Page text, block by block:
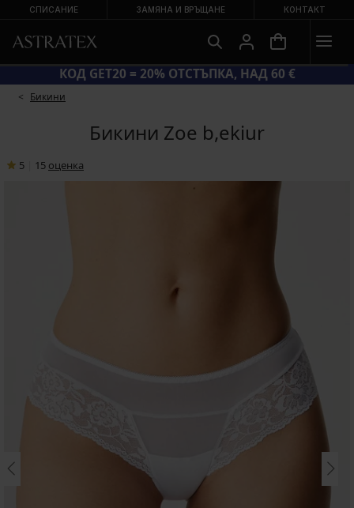
СПИСАНИЕ ЗАМЯНА И ВРЪЩАНЕ КОНТАКТ
ГОЛЯМА ЛЯТНА РАЗПРОДАЖБА ДО −70 %
Бикини
Бикини Zoe b,ekiur
5 15 oценка